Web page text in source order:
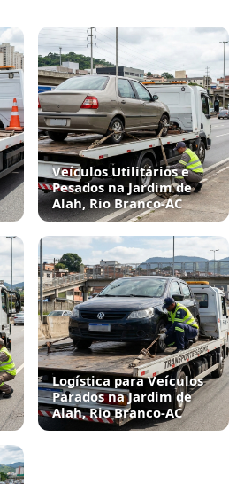
Veículos Utilitários e
Pesados na Jardim de
Alah, Rio Branco‑AC
Logística para Veículos
Parados na Jardim de
Alah, Rio Branco‑AC